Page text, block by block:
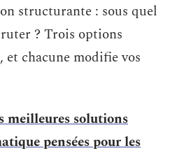
structurante : sous quel
? Trois options
chacune modifie vos
meilleures solutions
pensées pour les